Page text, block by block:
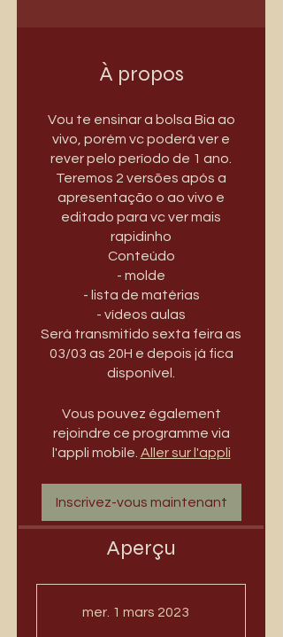
À propos
Vou te ensinar a bolsa Bia ao
vivo, porém vc poderá ver e
rever pelo período de 1 ano.
Teremos 2 versões após a
apresentação o ao vivo e
editado para vc ver mais
rapidinho
Conteúdo
- molde
- lista de matérias
- vídeos aulas
Será transmitido sexta feira as
03/03 as 20H e depois já fica
disponível.
Vous pouvez également
rejoindre ce programme via
l'appli mobile. Aller sur l'appli
Inscrivez-vous maintenant
Aperçu
mer. 1 mars 2023